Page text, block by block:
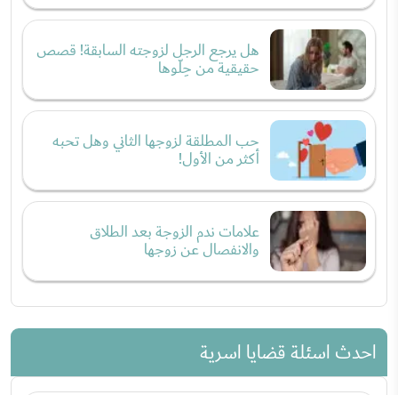
هل يرجع الرجل لزوجته السابقة! قصص
حقيقية من حِلّوها
حب المطلقة لزوجها الثاني وهل تحبه
أكثر من الأول!
علامات ندم الزوجة بعد الطلاق
والانفصال عن زوجها
احدث اسئلة قضايا اسرية